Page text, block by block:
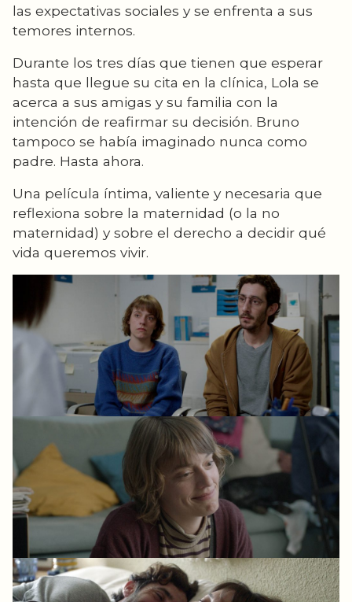
las expectativas sociales y se enfrenta a sus
temores internos.
Durante los tres días que tienen que esperar
hasta que llegue su cita en la clínica, Lola se
acerca a sus amigas y su familia con la
intención de reafirmar su decisión. Bruno
tampoco se había imaginado nunca como
padre. Hasta ahora.
Una película íntima, valiente y necesaria que
reflexiona sobre la maternidad (o la no
maternidad) y sobre el derecho a decidir qué
vida queremos vivir.